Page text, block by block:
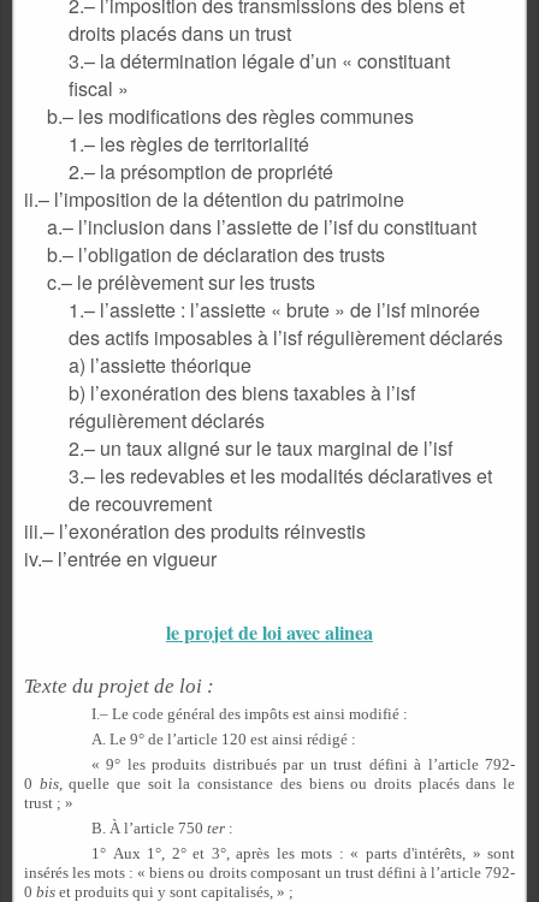
droits placés dans un trust
3.– la détermination légale d’un « constituant
fiscal »
b.– les modifications des règles communes
1.– les règles de territorialité
2.– la présomption de propriété
ii.– l’imposition de la détention du patrimoine
a.– l’inclusion dans l’assiette de l’isf du constituant
b.– l’obligation de déclaration des trusts
c.– le prélèvement sur les trusts
1.– l’assiette : l’assiette « brute » de l’isf minorée
des actifs imposables à l’isf régulièrement déclarés
a) l’assiette théorique
b) l’exonération des biens taxables à l’isf
régulièrement déclarés
2.– un taux aligné sur le taux marginal de l’isf
3.– les redevables et les modalités déclaratives et
de recouvrement
iii.– l’exonération des produits réinvestis
iv.– l’entrée en vigueur
le projet de loi avec alinea
Texte du projet de loi :
I.– Le code général des impôts est ainsi modifié :
A. Le 9° de l’article 120 est ainsi rédigé :
« 9° les produits distribués par un trust défini à l’article 792-
0 bis, quelle que soit la consistance des biens ou droits placés dans le
trust ; »
B. À l’article 750 ter :
1° Aux 1°, 2° et 3°, après les mots : « parts d'intérêts, » sont
insérés les mots : « biens ou droits composant un trust défini à l’article 792-
0 bis et produits qui y sont capitalisés, » ;